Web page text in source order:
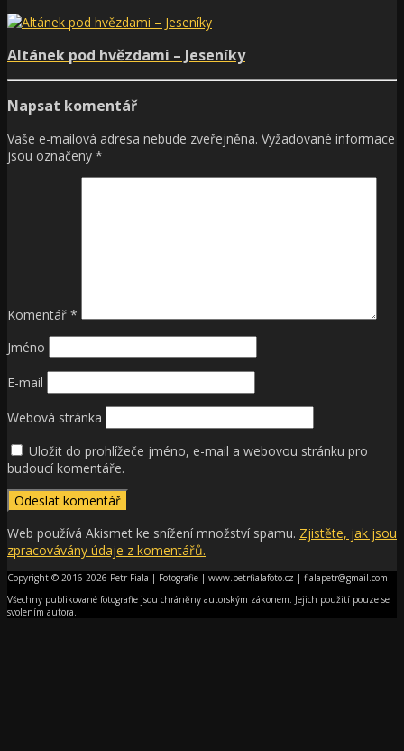
Altánek pod hvězdami – Jeseníky
Napsat komentář
Vaše e-mailová adresa nebude zveřejněna. Vyžadované informace
jsou označeny *
Komentář *
Jméno
E-mail
Webová stránka
Uložit do prohlížeče jméno, e-mail a webovou stránku pro
budoucí komentáře.
Web používá Akismet ke snížení množství spamu. Zjistěte, jak jsou
zpracovávány údaje z komentářů.
Copyright © 2016-2026 Petr Fiala | Fotografie | www.petrfialafoto.cz | fialapetr@gmail.com
Všechny publikované fotografie jsou chráněny autorským zákonem. Jejich použití pouze se
svolením autora.